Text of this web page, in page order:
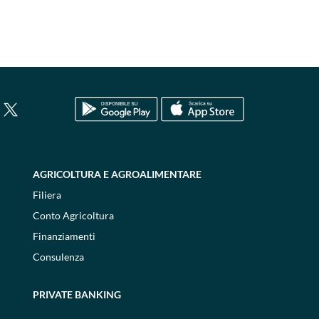
AGRICOLTURA E AGROALIMENTARE
Filiera
Conto Agricoltura
Finanziamenti
Consulenza
PRIVATE BANKING